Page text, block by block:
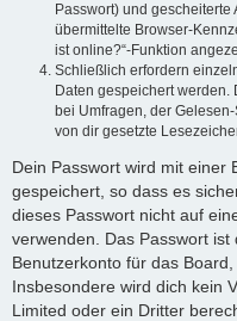
Passwort) und
übermittelte Browser-
ist online?“-Funktion
Schließlich erfordern
Daten gespeichert werden.
bei Umfragen, der
von dir gesetzte
Dein Passwort wird mit einer
gespeichert, so dass es
dieses Passwort nicht auf
verwenden. Das Passwort ist
Benutzerkonto für das
Insbesondere wird dich kein
Limited oder ein Dritter